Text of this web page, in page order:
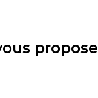
propose